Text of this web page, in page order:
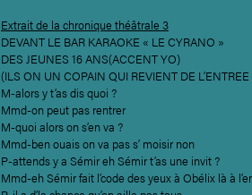
Extrait de la chronique théâtrale 3
DEVANT LE BAR KARAOKE « LE CYRANO »
DES JEUNES 16 ANS(ACCENT YO)
(ILS ON UN COPAIN QUI REVIENT DE
M-alors y t’as dis quoi ?
Mmd-on peut pas rentrer
M-quoi alors on s’en va ?
Mmd-ben ouais on va pas s’ moisir non
P-attends y a Sémir eh Sémir t’as une invit ?
Mmd-eh Sémir fait l’code des yeux à Obélix là à